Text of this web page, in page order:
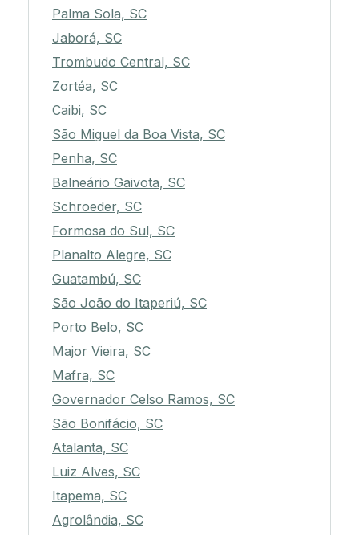
Palma Sola, SC
Jaborá, SC
Trombudo Central, SC
Zortéa, SC
Caibi, SC
São Miguel da Boa Vista, SC
Penha, SC
Balneário Gaivota, SC
Schroeder, SC
Formosa do Sul, SC
Planalto Alegre, SC
Guatambú, SC
São João do Itaperiú, SC
Porto Belo, SC
Major Vieira, SC
Mafra, SC
Governador Celso Ramos, SC
São Bonifácio, SC
Atalanta, SC
Luiz Alves, SC
Itapema, SC
Agrolândia, SC